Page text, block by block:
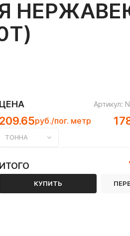
12Х18Н10Т
ГОСТ 8645-68
ЦЕНА Артикул:
209.65руб./пог. метр
ТОННА
ИТОГО
КУПИТЬ